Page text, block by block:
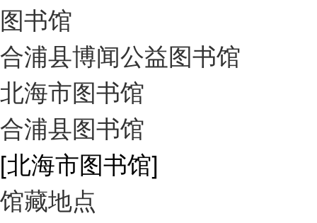
图书馆
合浦县博闻公益图书馆
北海市图书馆
合浦县图书馆
[北海市图书馆]
馆藏地点